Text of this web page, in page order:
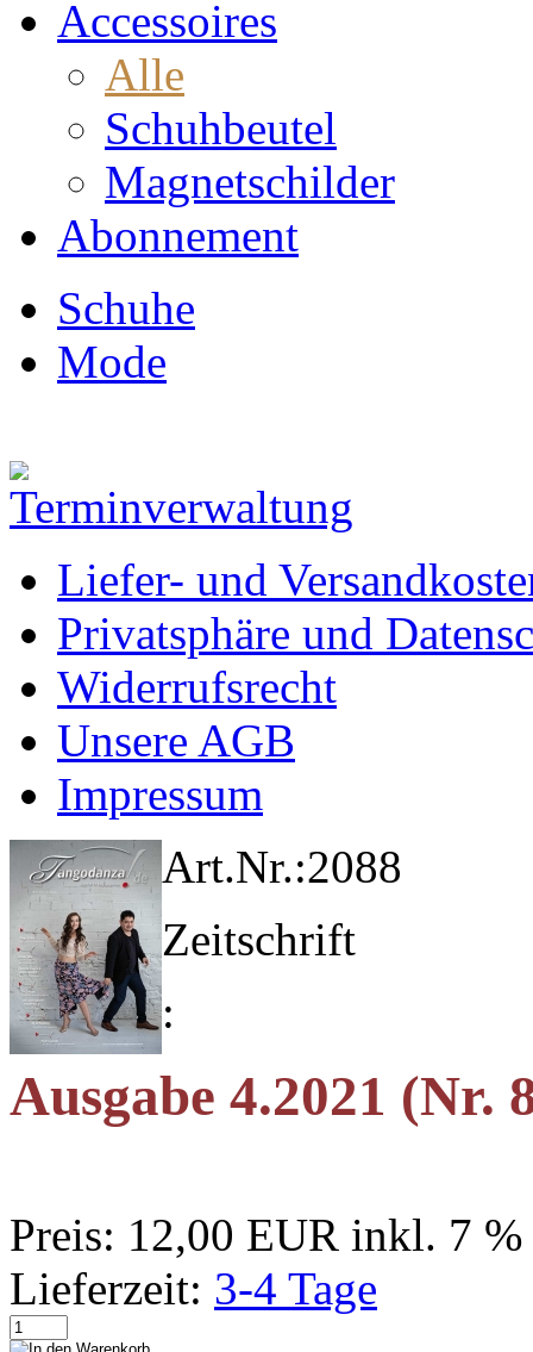
Accessoires
Alle
Schuhbeutel
Magnetschilder
Abonnement
Schuhe
Mode
Liefer- und
Privatsphäre und
Widerrufsrecht
Unsere AGB
Impressum
Art.Nr.:2088
Zeitschrift
:
Ausgabe 4.2021 (Nr.
Preis: 12,00 EUR inkl. 7
Lieferzeit: 3-4 Tage